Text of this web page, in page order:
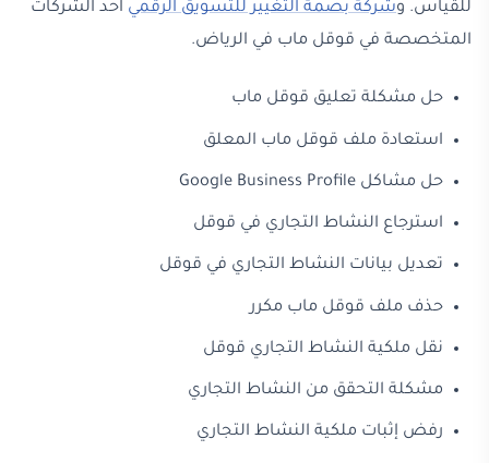
للقياس. وشركة بصمة التغيير للتسويق الرقمي احد الشركات
المتخصصة في قوقل ماب في الرياض.
حل مشكلة تعليق قوقل ماب
استعادة ملف قوقل ماب المعلق
حل مشاكل Google Business Profile
استرجاع النشاط التجاري في قوقل
تعديل بيانات النشاط التجاري في قوقل
حذف ملف قوقل ماب مكرر
نقل ملكية النشاط التجاري قوقل
مشكلة التحقق من النشاط التجاري
رفض إثبات ملكية النشاط التجاري